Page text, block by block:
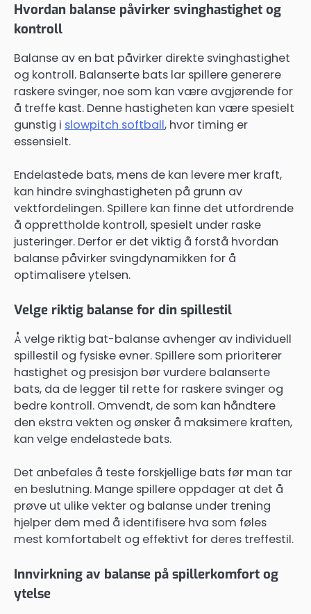
Hvordan balanse påvirker svinghastighet og
kontroll
Balanse av en bat påvirker direkte svinghastighet
og kontroll. Balanserte bats lar spillere generere
raskere svinger, noe som kan være avgjørende for
å treffe kast. Denne hastigheten kan være spesielt
gunstig i slowpitch softball, hvor timing er
essensielt.
Endelastede bats, mens de kan levere mer kraft,
kan hindre svinghastigheten på grunn av
vektfordelingen. Spillere kan finne det utfordrende
å opprettholde kontroll, spesielt under raske
justeringer. Derfor er det viktig å forstå hvordan
balanse påvirker svingdynamikken for å
optimalisere ytelsen.
Velge riktig balanse for din spillestil
Å velge riktig bat-balanse avhenger av individuell
spillestil og fysiske evner. Spillere som prioriterer
hastighet og presisjon bør vurdere balanserte
bats, da de legger til rette for raskere svinger og
bedre kontroll. Omvendt, de som kan håndtere
den ekstra vekten og ønsker å maksimere kraften,
kan velge endelastede bats.
Det anbefales å teste forskjellige bats før man tar
en beslutning. Mange spillere oppdager at det å
prøve ut ulike vekter og balanse under trening
hjelper dem med å identifisere hva som føles
mest komfortabelt og effektivt for deres treffestil.
Innvirkning av balanse på spillerkomfort og
ytelse